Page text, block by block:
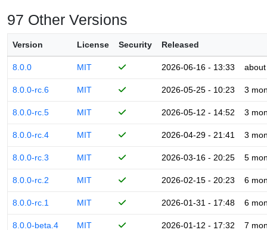
97 Other Versions
Version License Security Released
8.0.0 MIT 2026-06-16 - 13:33
8.0.0-rc.6 MIT 2026-05-25 - 10:23 3
8.0.0-rc.5 MIT 2026-05-12 - 14:52 3
8.0.0-rc.4 MIT 2026-04-29 - 21:41 3
8.0.0-rc.3 MIT 2026-03-16 - 20:25 5
8.0.0-rc.2 MIT 2026-02-15 - 20:23 6
8.0.0-rc.1 MIT 2026-01-31 - 17:48 6
8.0.0-beta.4 MIT 2026-01-12 - 17:32 7